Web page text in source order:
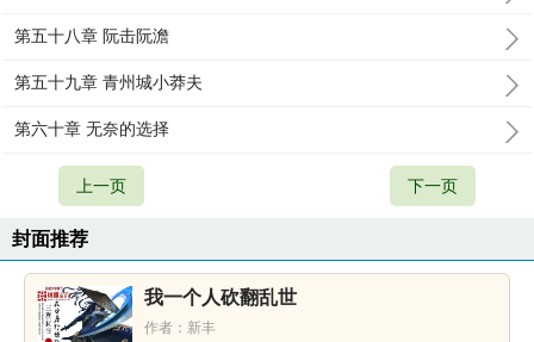
第五十八章 阮击阮澹
第五十九章 青州城小莽夫
第六十章 无奈的选择
上一页 下一页
封面推荐
我一个人砍翻乱世
作者：新丰